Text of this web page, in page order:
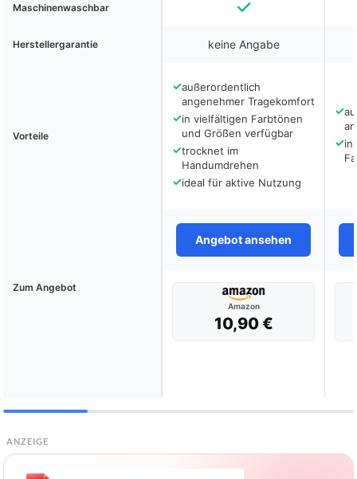
Maschinenwaschbar
Herstellergarantie keine Angabe
Vorteile
✓außerordentlich
angenehmer Tragekomfort
✓in vielfältigen Farbtönen
und Größen verfügbar
✓trocknet im
Handumdrehen
✓ideal für aktive Nutzung
✓
✓in
Angebot ansehen
Zum Angebot
Amazon
10,90 €
ANZEIGE